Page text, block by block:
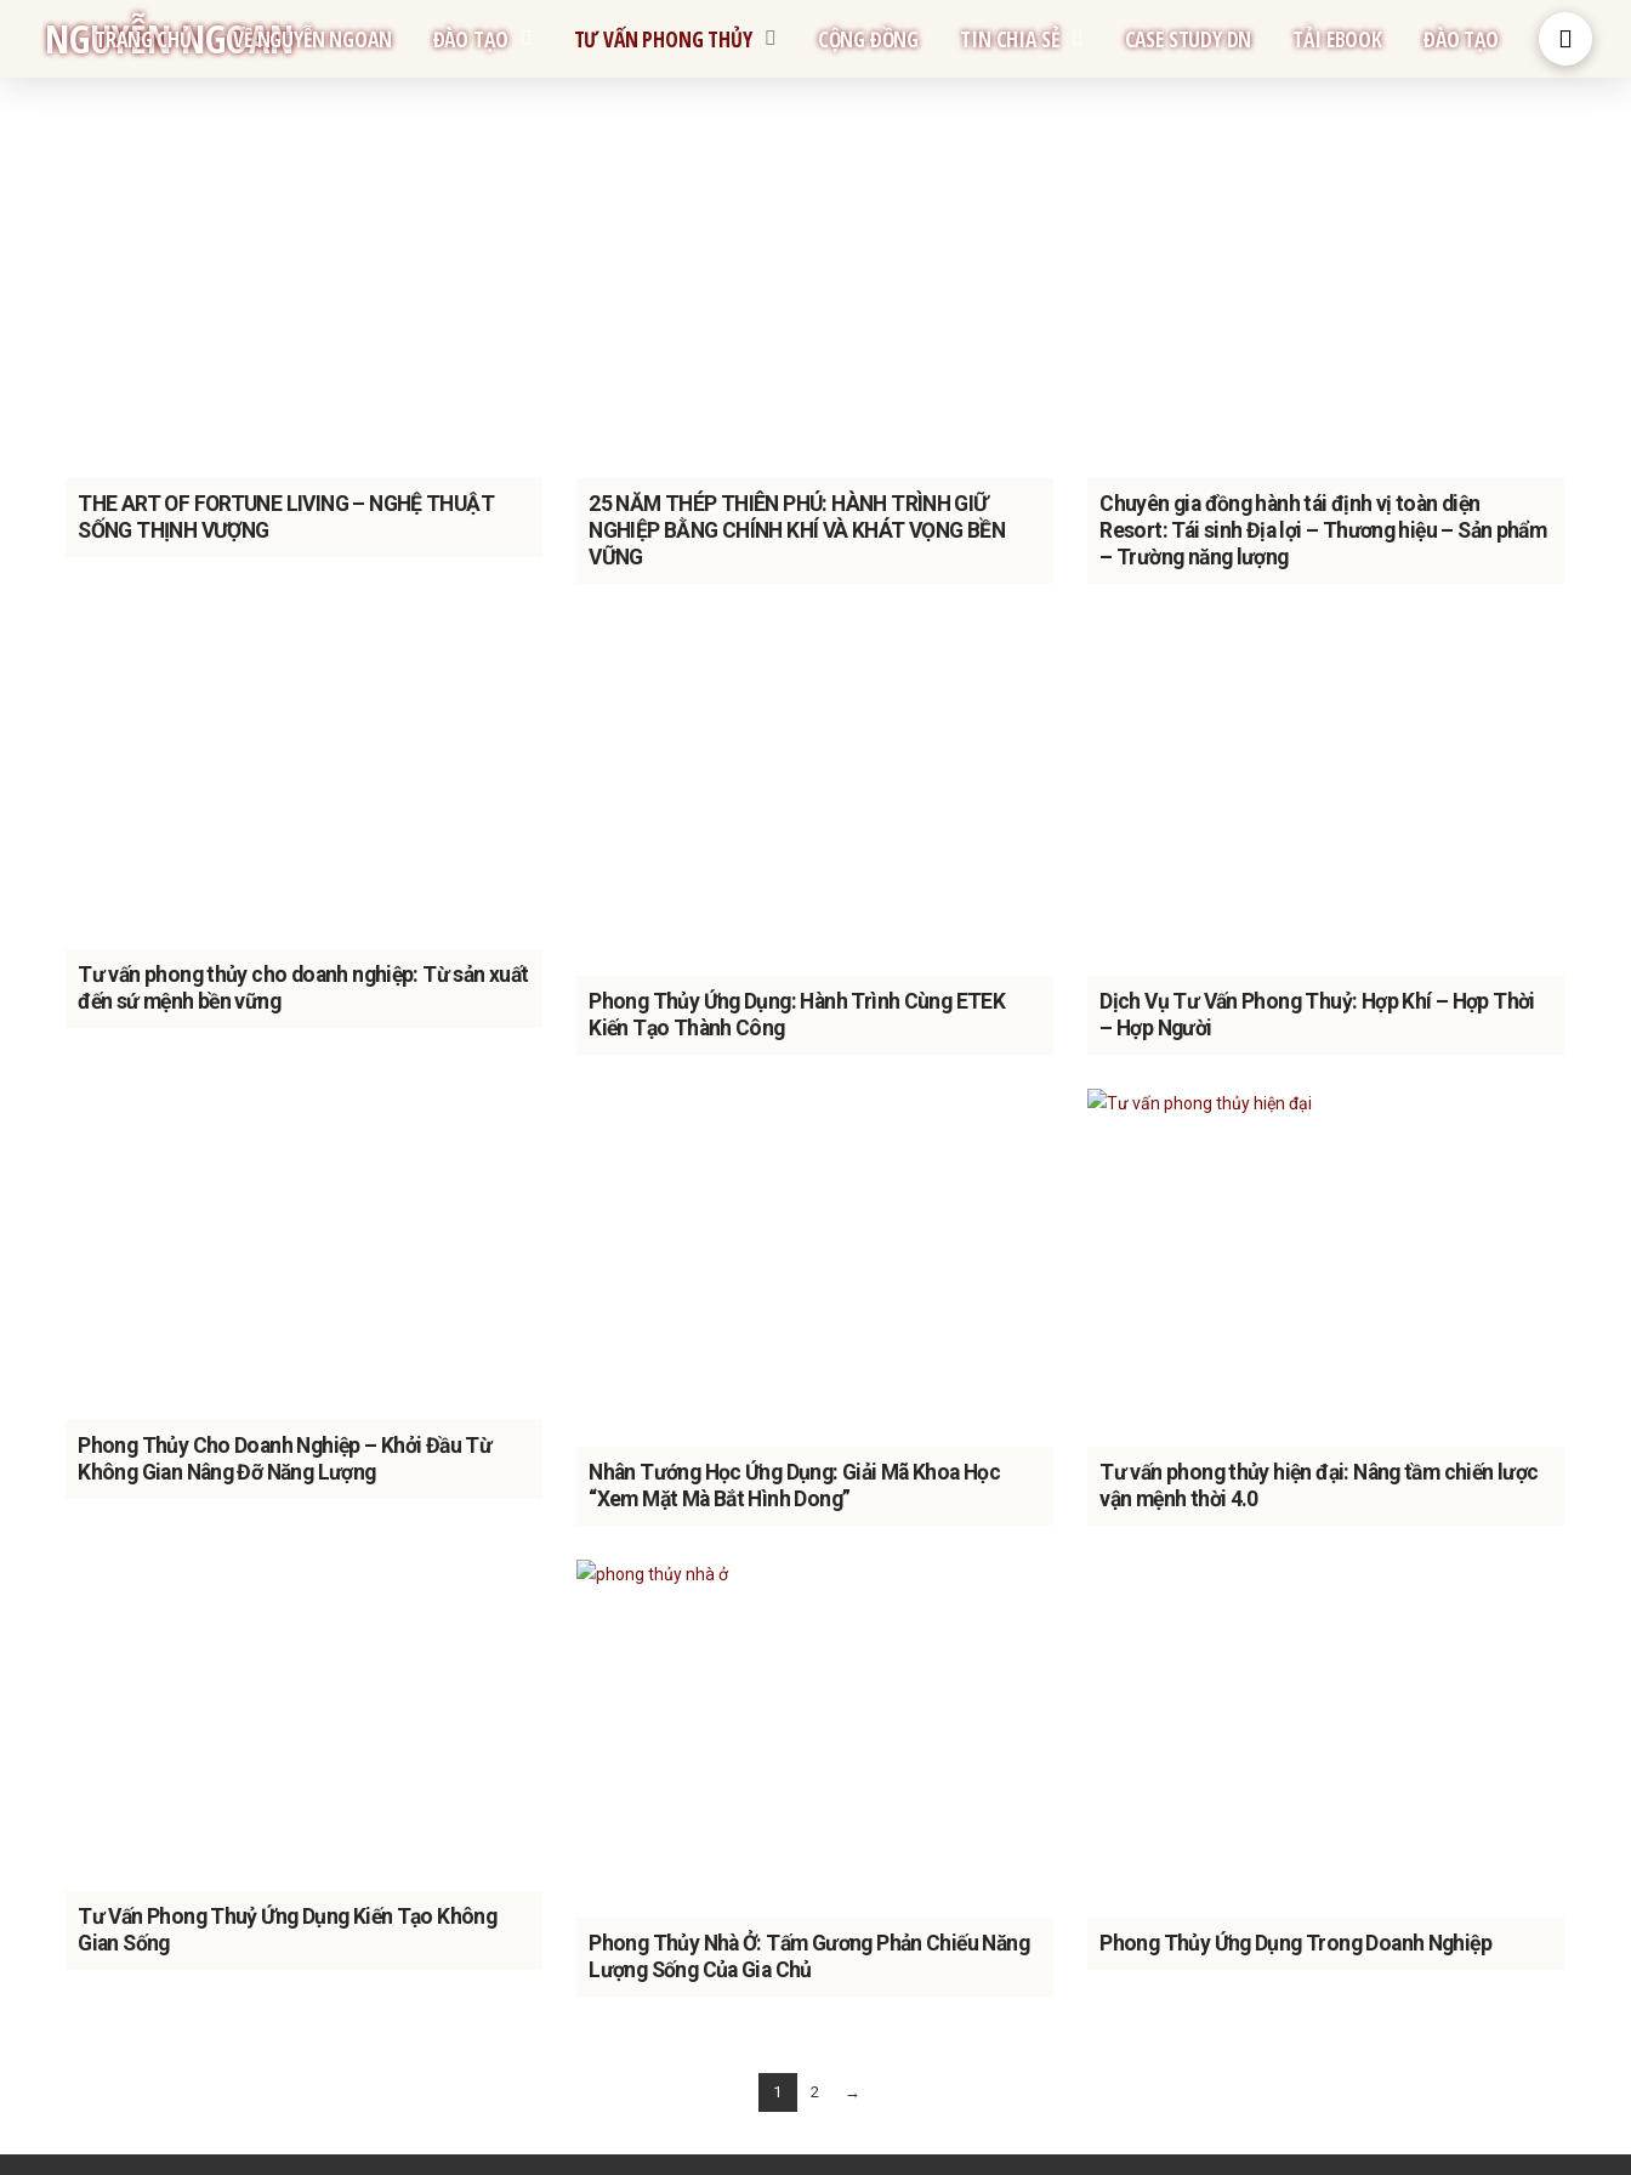
NGUYỄN NGOAN
TRANG CHỦ VỀ NGUYỄN NGOAN ĐÀO TẠO TƯ VẤN PHONG THỦY CỘNG ĐỒNG TIN CHIA SẺ CASE STUDY DN TẢI EBOOK ĐÀO TẠO
THE ART OF FORTUNE LIVING – NGHỆ THUẬT
SỐNG THỊNH VƯỢNG
25 NĂM THÉP THIÊN PHÚ: HÀNH TRÌNH GIỮ
NGHIỆP BẰNG CHÍNH KHÍ VÀ KHÁT VỌNG BỀN
VỮNG
Chuyên gia đồng hành tái định vị toàn diện
Resort: Tái sinh Địa lợi – Thương hiệu – Sản phẩm
– Trường năng lượng
Tư vấn phong thủy cho doanh nghiệp: Từ sản xuất
đến sứ mệnh bền vững
Phong Thủy Ứng Dụng: Hành Trình Cùng ETEK
Kiến Tạo Thành Công
Dịch Vụ Tư Vấn Phong Thuỷ: Hợp Khí – Hợp Thời
– Hợp Người
Phong Thủy Cho Doanh Nghiệp – Khởi Đầu Từ
Không Gian Nâng Đỡ Năng Lượng
Nhân Tướng Học Ứng Dụng: Giải Mã Khoa Học
“Xem Mặt Mà Bắt Hình Dong”
Tư vấn phong thủy hiện đại: Nâng tầm chiến lược
vận mệnh thời 4.0
Tư Vấn Phong Thuỷ Ứng Dụng Kiến Tạo Không
Gian Sống
Phong Thủy Nhà Ở: Tấm Gương Phản Chiếu Năng
Lượng Sống Của Gia Chủ
Phong Thủy Ứng Dụng Trong Doanh Nghiệp
1 2 →